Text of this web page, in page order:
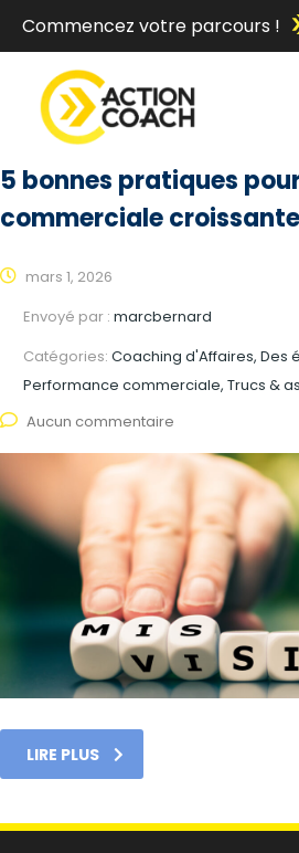
Commencez votre parcours !
5 bonnes pratiques
commerciale
mars 1, 2026
Envoyé par : marcbernard
Catégories: Coaching d'Affaires, Des
Performance commerciale, Trucs &
Aucun commentaire
LIRE PLUS